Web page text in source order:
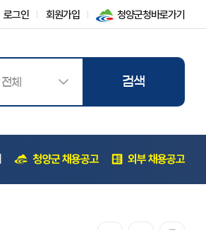
로그인 회원가입 청양군청바로가기
검색하기
청양군 채용공고 외부 채용공고